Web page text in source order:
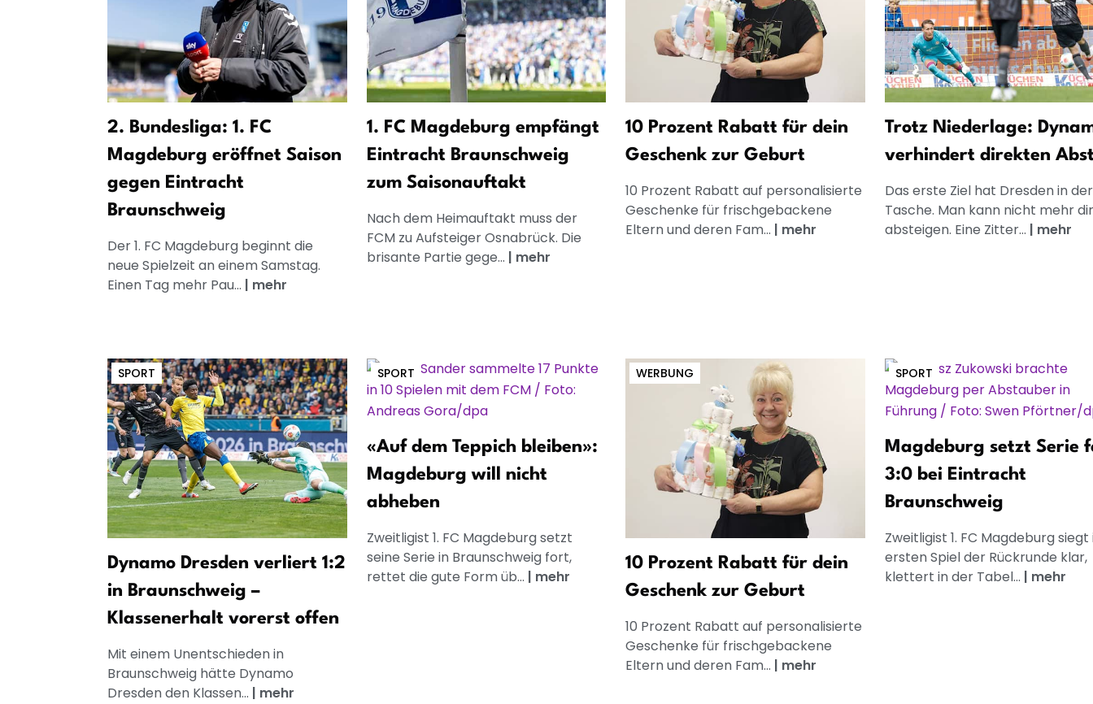
2. Bundesliga: 1. FC
Magdeburg eröffnet Saison
gegen Eintracht
Braunschweig
Der 1. FC Magdeburg beginnt die
neue Spielzeit an einem Samstag.
Einen Tag mehr Pau... | mehr
1. FC Magdeburg empfängt
Eintracht Braunschweig
zum Saisonauftakt
Nach dem Heimauftakt muss der
FCM zu Aufsteiger Osnabrück. Die
brisante Partie gege... | mehr
10 Prozent Rabatt für dein
Geschenk zur Geburt
10 Prozent Rabatt auf personalisierte
Geschenke für frischgebackene
Eltern und deren Fam... | mehr
Trotz Niederlage:
verhindert direkten
Das erste Ziel hat Dresden in der
Tasche. Man kann nicht mehr
absteigen. Eine Zitter... | mehr
SPORT
Dynamo Dresden verliert 1:2
in Braunschweig –
Klassenerhalt vorerst offen
Mit einem Unentschieden in
Braunschweig hätte Dynamo
Dresden den Klassen... | mehr
SPORT
«Auf dem Teppich bleiben»:
Magdeburg will nicht
abheben
Zweitligist 1. FC Magdeburg setzt
seine Serie in Braunschweig fort,
rettet die gute Form üb... | mehr
WERBUNG
10 Prozent Rabatt für dein
Geschenk zur Geburt
10 Prozent Rabatt auf personalisierte
Geschenke für frischgebackene
Eltern und deren Fam... | mehr
SPORT
Magdeburg setzt Serie
3:0 bei Eintracht
Braunschweig
Zweitligist 1. FC Magdeburg siegt
ersten Spiel der Rückrunde klar,
klettert in der Tabel... | mehr